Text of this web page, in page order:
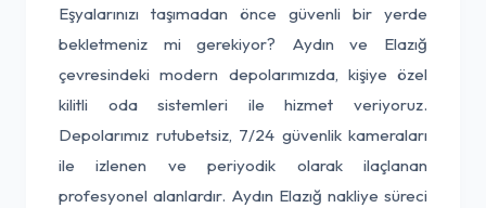
Eşyalarınızı taşımadan önce güvenli bir yerde
bekletmeniz mi gerekiyor? Aydın ve Elazığ
çevresindeki modern depolarımızda, kişiye özel
kilitli oda sistemleri ile hizmet veriyoruz.
Depolarımız rutubetsiz, 7/24 güvenlik kameraları
ile izlenen ve periyodik olarak ilaçlanan
profesyonel alanlardır. Aydın Elazığ nakliye süreci